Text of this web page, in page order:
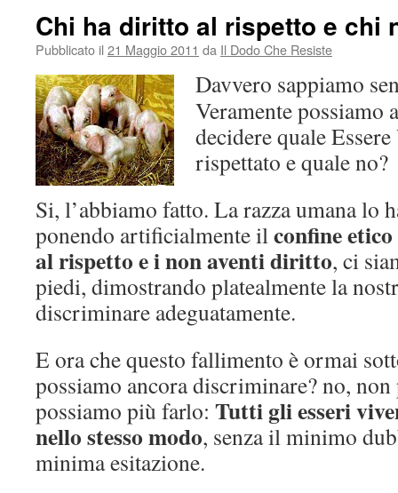
Chi ha diritto al rispetto e chi
Pubblicato il 21 Maggio 2011 da Il Dodo Che Resiste
Davvero sappiamo
Veramente
decidere quale
rispettato e quale no?
Si, l’abbiamo fatto. La razza umana lo
ponendo artificialmente ilconfine
al rispetto e i non aventi diritto, ci
piedi, dimostrando platealmente la
discriminare adeguatamente.
E ora che questo fallimento è ormai
possiamo ancora discriminare? no,
possiamo più farlo: Tutti gli esseri
nello stesso modo, senza il minimo
minima esitazione.